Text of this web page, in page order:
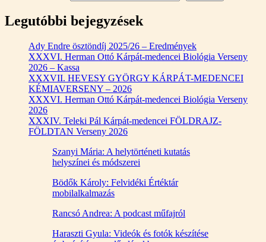
Legutóbbi bejegyzések
Ady Endre ösztöndíj 2025/26 – Eredmények
XXXVI. Herman Ottó Kárpát-medencei Biológia Verseny
2026 – Kassa
XXXVII. HEVESY GYÖRGY KÁRPÁT-MEDENCEI
KÉMIAVERSENY – 2026
XXXVI. Herman Ottó Kárpát-medencei Biológia Verseny
2026
XXXIV. Teleki Pál Kárpát-medencei FÖLDRAJZ-
FÖLDTAN Verseny 2026
Szanyi Mária: A helytörténeti kutatás
helyszínei és módszerei
Bödők Károly: Felvidéki Értéktár
mobilalkalmazás
Rancsó Andrea: A podcast műfajról
Haraszti Gyula: Videók és fotók készítése